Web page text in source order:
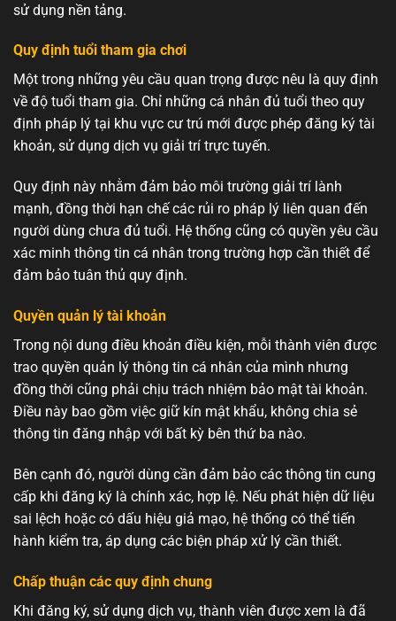
sử dụng nền tảng.
Quy định tuổi tham gia chơi
Một trong những yêu cầu quan trọng được nêu là quy định
về độ tuổi tham gia. Chỉ những cá nhân đủ tuổi theo quy
định pháp lý tại khu vực cư trú mới được phép đăng ký tài
khoản, sử dụng dịch vụ giải trí trực tuyến.
Quy định này nhằm đảm bảo môi trường giải trí lành
mạnh, đồng thời hạn chế các rủi ro pháp lý liên quan đến
người dùng chưa đủ tuổi. Hệ thống cũng có quyền yêu cầu
xác minh thông tin cá nhân trong trường hợp cần thiết để
đảm bảo tuân thủ quy định.
Quyền quản lý tài khoản
Trong nội dung điều khoản điều kiện, mỗi thành viên được
trao quyền quản lý thông tin cá nhân của mình nhưng
đồng thời cũng phải chịu trách nhiệm bảo mật tài khoản.
Điều này bao gồm việc giữ kín mật khẩu, không chia sẻ
thông tin đăng nhập với bất kỳ bên thứ ba nào.
Bên cạnh đó, người dùng cần đảm bảo các thông tin cung
cấp khi đăng ký là chính xác, hợp lệ. Nếu phát hiện dữ liệu
sai lệch hoặc có dấu hiệu giả mạo, hệ thống có thể tiến
hành kiểm tra, áp dụng các biện pháp xử lý cần thiết.
Chấp thuận các quy định chung
Khi đăng ký, sử dụng dịch vụ, thành viên được xem là đã